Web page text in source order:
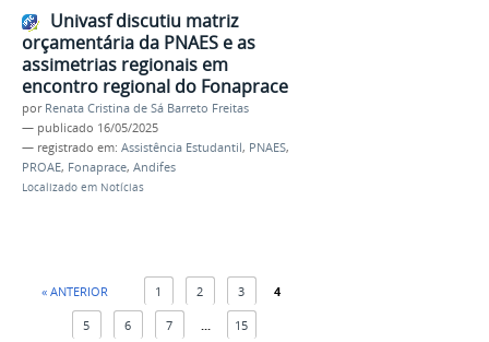
Univasf discutiu matriz
orçamentária da PNAES e as
assimetrias regionais em
encontro regional do Fonaprace
por Renata Cristina de Sá Barreto Freitas
— publicado 16/05/2025
— registrado em: Assistência Estudantil, PNAES,
PROAE, Fonaprace, Andifes
Localizado em Notícias
« ANTERIOR 1 2 3 4
5 6 7 ...
15